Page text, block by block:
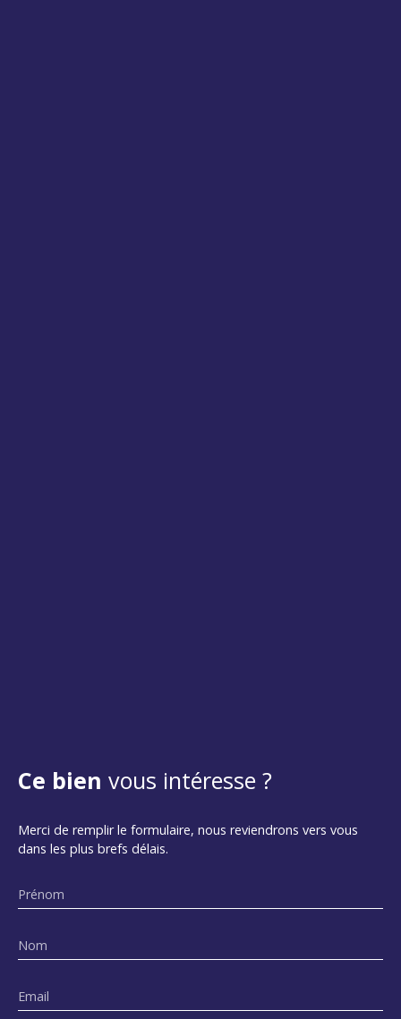
Ce bien vous intéresse ?
Merci de remplir le formulaire, nous reviendrons vers vous
dans les plus brefs délais.
Prénom
Nom
Email